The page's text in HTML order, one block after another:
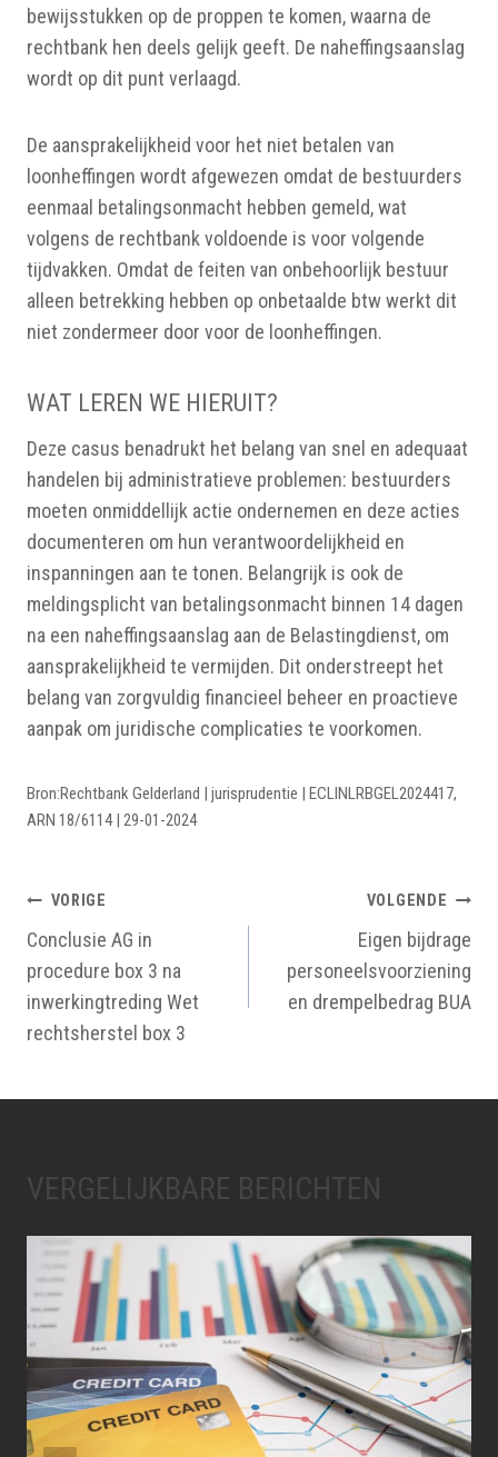
bewijsstukken op de proppen te komen, waarna de
rechtbank hen deels gelijk geeft. De naheffingsaanslag
wordt op dit punt verlaagd.
De aansprakelijkheid voor het niet betalen van
loonheffingen wordt afgewezen omdat de bestuurders
eenmaal betalingsonmacht hebben gemeld, wat
volgens de rechtbank voldoende is voor volgende
tijdvakken. Omdat de feiten van onbehoorlijk bestuur
alleen betrekking hebben op onbetaalde btw werkt dit
niet zondermeer door voor de loonheffingen.
WAT LEREN WE HIERUIT?
Deze casus benadrukt het belang van snel en adequaat
handelen bij administratieve problemen: bestuurders
moeten onmiddellijk actie ondernemen en deze acties
documenteren om hun verantwoordelijkheid en
inspanningen aan te tonen. Belangrijk is ook de
meldingsplicht van betalingsonmacht binnen 14 dagen
na een naheffingsaanslag aan de Belastingdienst, om
aansprakelijkheid te vermijden. Dit onderstreept het
belang van zorgvuldig financieel beheer en proactieve
aanpak om juridische complicaties te voorkomen.
Bron:Rechtbank Gelderland | jurisprudentie | ECLINLRBGEL2024417,
ARN 18/6114 | 29-01-2024
BERICHTNAVIGATIE
VORIGE
Conclusie AG in
procedure box 3 na
inwerkingtreding Wet
rechtsherstel box 3
VOLGENDE
Eigen bijdrage
personeelsvoorziening
en drempelbedrag BUA
VERGELIJKBARE BERICHTEN